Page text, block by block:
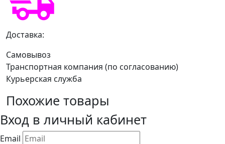
Доставка:
Самовывоз
Транспортная компания (по согласованию)
Курьерская служба
Похожие товары
Вход в личный кабинет
Email